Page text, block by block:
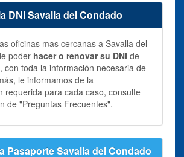
DNI Savalla del Condado
oficinas mas cercanas a Savalla del
poder hacer o renovar su DNI de
con toda la información necesaria de
le informamos de la
requerida para cada caso, consulte
de "Preguntas Frecuentes".
Pasaporte Savalla del Condado